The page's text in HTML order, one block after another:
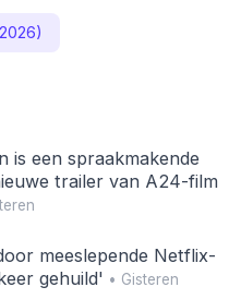
is een spraakmakende
trailer van A24-film
meeslepende Netflix-
gehuild' • Gisteren